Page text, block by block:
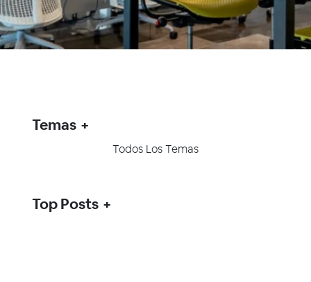
Temas
Todos Los Temas
Top Posts